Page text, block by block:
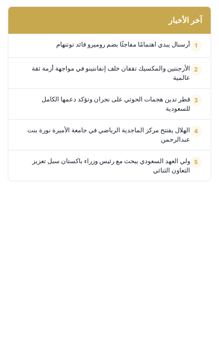
آخر الأخبار
أرسنال يبدي اهتمامًا مفاجئًا بضم روميرو قائد توتنهام
الأرجنتين والمكسيك تقفان خلف إنفانتينو في مواجهة أزمة ثقة
عالمية
قطر تدين هجمات الحوثي على نجران وتؤكد دعمها الكامل
للسعودية
الهلال يفتتح مركز الماجدية الرياضي في جامعة الأميرة نورة بنت
عبدالرحمن
ولي العهد السعودي يبحث مع رئيس وزراء باكستان سبل تعزيز
التعاون الثنائي